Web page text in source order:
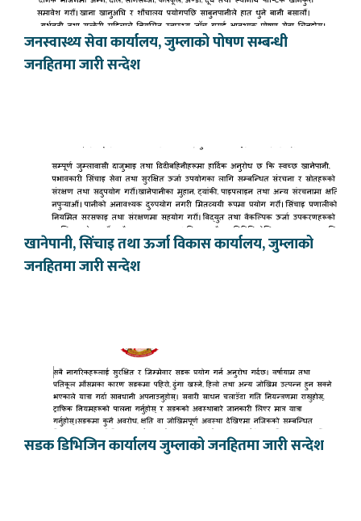
जनस्वास्थ्य सेवा कार्यालय, जुम्लाको पोषण सम्बन्धी
जनहितमा जारी सन्देश
खानेपानी, सिंचाइ तथा ऊर्जा विकास कार्यालय, जुम्लाको
जनहितमा जारी सन्देश
सडक डिभिजिन कार्यालय जुम्लाको जनहितमा जारी सन्देश